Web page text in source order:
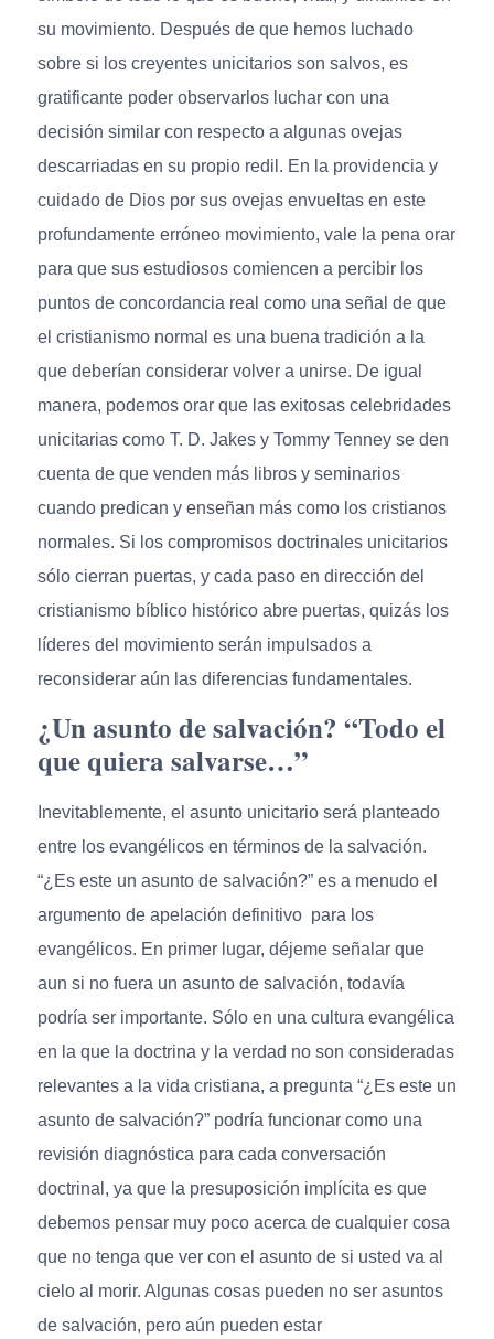
su movimiento. Después de que hemos luchado
sobre si los creyentes unicitarios son salvos, es
gratificante poder observarlos luchar con una
decisión similar con respecto a algunas ovejas
descarriadas en su propio redil. En la providencia y
cuidado de Dios por sus ovejas envueltas en este
profundamente erróneo movimiento, vale la pena orar
para que sus estudiosos comiencen a percibir los
puntos de concordancia real como una señal de que
el cristianismo normal es una buena tradición a la
que deberían considerar volver a unirse. De igual
manera, podemos orar que las exitosas celebridades
unicitarias como T. D. Jakes y Tommy Tenney se den
cuenta de que venden más libros y seminarios
cuando predican y enseñan más como los cristianos
normales. Si los compromisos doctrinales unicitarios
sólo cierran puertas, y cada paso en dirección del
cristianismo bíblico histórico abre puertas, quizás los
líderes del movimiento serán impulsados a
reconsiderar aún las diferencias fundamentales.
¿Un asunto de salvación? “Todo el
que quiera salvarse…”
Inevitablemente, el asunto unicitario será planteado
entre los evangélicos en términos de la salvación.
“¿Es este un asunto de salvación?” es a menudo el
argumento de apelación definitivo para los
evangélicos. En primer lugar, déjeme señalar que
aun si no fuera un asunto de salvación, todavía
podría ser importante. Sólo en una cultura evangélica
en la que la doctrina y la verdad no son consideradas
relevantes a la vida cristiana, a pregunta “¿Es este un
asunto de salvación?” podría funcionar como una
revisión diagnóstica para cada conversación
doctrinal, ya que la presuposición implícita es que
debemos pensar muy poco acerca de cualquier cosa
que no tenga que ver con el asunto de si usted va al
cielo al morir. Algunas cosas pueden no ser asuntos
de salvación, pero aún pueden estar